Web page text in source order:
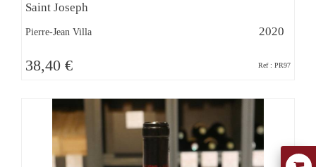
Saint Joseph
Pierre-Jean Villa 2020
38,40 € Ref : PR97